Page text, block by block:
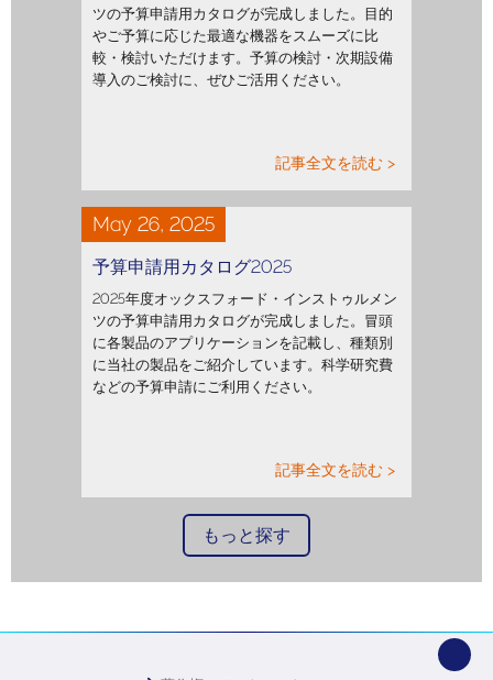
ツの予算申請用カタログが完成しました。目的
やご予算に応じた最適な機器をスムーズに比
較・検討いただけます。予算の検討・次期設備
導入のご検討に、ぜひご活用ください。
記事全文を読む >
May 26, 2025
予算申請用カタログ2025
2025年度オックスフォード・インストゥルメン
ツの予算申請用カタログが完成しました。冒頭
に各製品のアプリケーションを記載し、種類別
に当社の製品をご紹介しています。科学研究費
などの予算申請にご利用ください。
記事全文を読む >
もっと探す